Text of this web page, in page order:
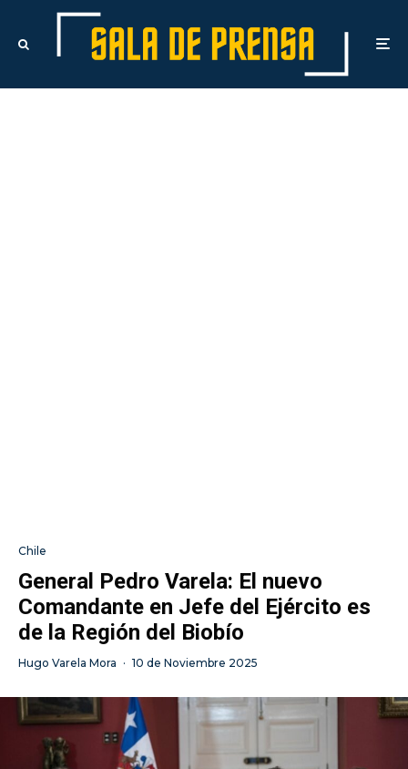
Chile
General Pedro Varela: El nuevo
Comandante en Jefe del Ejército es
de la Región del Biobío
Hugo Varela Mora · 10 de Noviembre 2025